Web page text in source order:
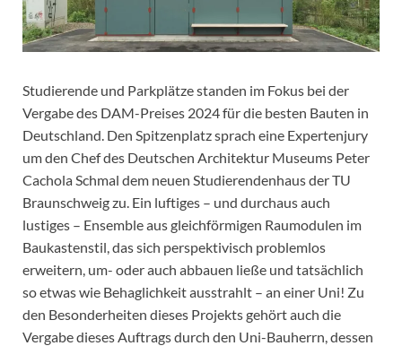
Studierende und Parkplätze standen im Fokus bei der
Vergabe des DAM-Preises 2024 für die besten Bauten in
Deutschland. Den Spitzenplatz sprach eine Expertenjury
um den Chef des Deutschen Architektur Museums Peter
Cachola Schmal dem neuen Studierendenhaus der TU
Braunschweig zu. Ein luftiges – und durchaus auch
lustiges – Ensemble aus gleichförmigen Raumodulen im
Baukastenstil, das sich perspektivisch problemlos
erweitern, um- oder auch abbauen ließe und tatsächlich
so etwas wie Behaglichkeit ausstrahlt – an einer Uni! Zu
den Besonderheiten dieses Projekts gehört auch die
Vergabe dieses Auftrags durch den Uni-Bauherrn, dessen